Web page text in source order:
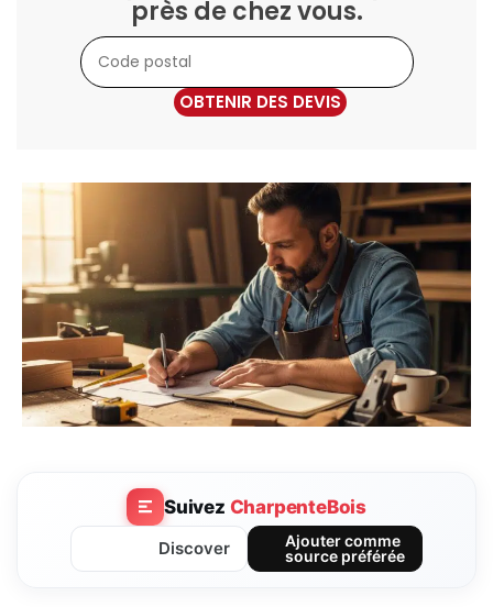
près de chez vous.
OBTENIR DES DEVIS
Suivez CharpenteBois
Discover
Ajouter comme
source préférée